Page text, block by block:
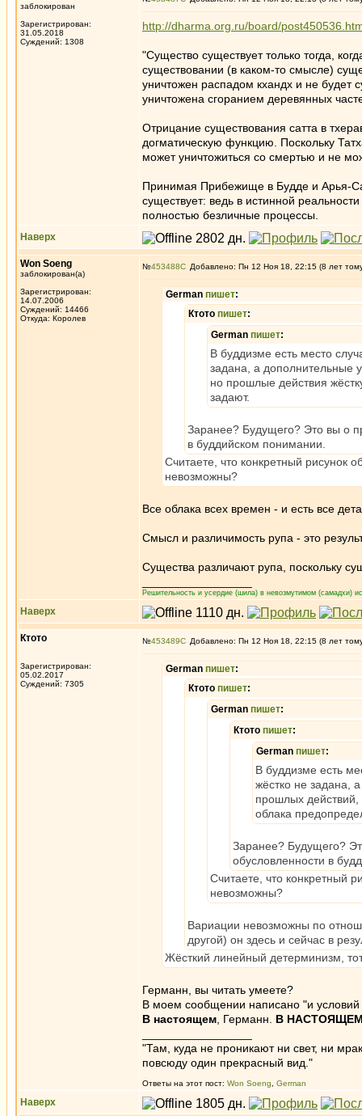
заблокирован
Зарегистрирован:
31.05.2018
Суждений: 1308
http://dharma.org.ru/board/
"Существо существует только тогда,
существовании (в каком-то смысле)
уничтожен распадом кхандх и не будет
уничтожена сгоранием деревянных
Отрицание существования сатта в
догматическую функцию. Поскольку
может уничтожиться со смертью и не
Принимая Прибежище в Будде и Арья-
существует: ведь в истинной
полностью безличные процессы.
Наверх
Won Soeng
заблокирован(а)
Зарегистрирован:
14.07.2006
Суждений: 14466
Откуда: Королев
№453488 Добавлено: Пн 12 Ноя 18, 22:15 (8 лет
German пишет:
Ктото пишет:
German пишет:
В буддизме есть место
задана, а дополнительные
но прошлые действия
задают.
Заранее? Будущего? Это вы о
в буддийском понимании.
Считаете, что конкретный рисунок
невозможны?
Все облака всех времен - и есть все
Смысл и различимость рупа - это
Существа различают рупа, поскольку
Решительность и усердие (шила) в невозмутимом (самадхи)
Наверх
Ктото
Зарегистрирован:
05.02.2017
Суждений: 7305
№453489 Добавлено: Пн 12 Ноя 18, 22:15 (8 лет
German пишет:
Ктото пишет:
German пишет:
Ктото пишет:
German пишет:
В буддизме есть
жёстко не задана,
прошлых действий,
облака
Заранее? Будущего?
обусловленности в
Считаете, что конкретный
невозможны?
Вариации невозможны по
другой) он здесь и сейчас в
Жёсткий линейный детерминизм,
Германн, вы читать умеете?
В моем сообщении написано "и
В настоящем , Германн. В
"Там, куда не проникают ни свет, ни
повсюду один прекрасный вид."
Ответы на этот пост: Won Soeng German
Наверх